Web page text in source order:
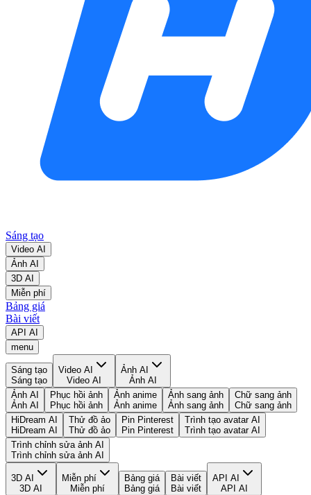
Sáng tạo
Video AI
Ảnh AI
3D AI
Miễn phí
Bảng giá
Bài viết
API AI
menu
Sáng tạo
Sáng tạo
Video AI
Video AI
Ảnh AI
Ảnh AI
Ảnh AI
Ảnh AI
Phục hồi ảnh
Phục hồi ảnh
Ảnh anime
Ảnh anime
Ảnh sang ảnh
Ảnh sang ảnh
Chữ sang ảnh
Chữ sang ảnh
HiDream AI
HiDream AI
Thử đồ ảo
Thử đồ ảo
Pin Pinterest
Pin Pinterest
Trình tạo avatar AI
Trình tạo avatar AI
Trình chỉnh sửa ảnh AI
Trình chỉnh sửa ảnh AI
3D AI
3D AI
Miễn phí
Miễn phí
Bảng giá
Bảng giá
Bài viết
Bài viết
API AI
API AI